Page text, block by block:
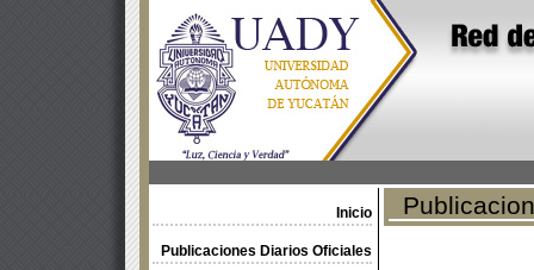
Inicio
Publicaciones Diarios Oficiales